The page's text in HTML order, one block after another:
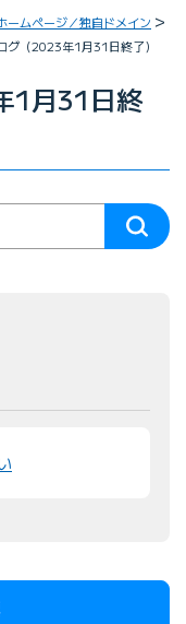
ームページ／独自ドメイン
グ（2023年1月31日終了）
1月31日終